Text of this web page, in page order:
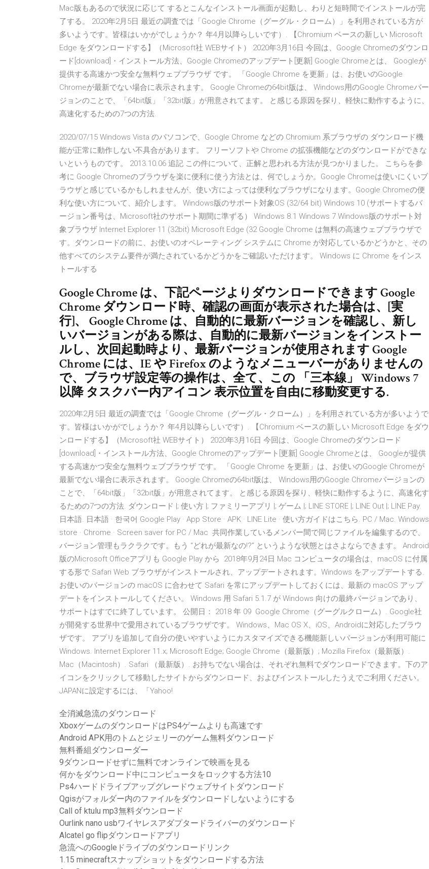
Mac版もあるので状況に応じて するとこんなインストール画面が起動し、わりと短時間でインストールが完
了する。 2020年2月5日 最近の調査では「Google Chrome（グーグル・クローム）」を利用されている方が
多いようです。皆様はいかがでしょうか？ 年4月以降らしいです）. 【Chromium ベースの新しい Microsoft
Edge をダウンロードする】（Microsoft社 WEBサイト） 2020年3月16日 今回は、Google Chromeのダウンロ
ード[download]・インストール方法、Google Chromeのアップデート[更新] Google Chromeとは、 Googleが
提供する高速かつ安全な無料ウェブブラウザ です。 「Google Chrome を更新」は、お使いのGoogle
Chromeが最新でない場合に表示されます。 Google Chromeの64bit版は、 Windows用のGoogle Chromeバー
ジョンのことで、「64bit版」「32bit版」が用意されてます。 と感じる原因を探り、軽快に動作するように、
高速化するための7つの方法.
2020/07/15 Windows Vista のパソコンで、Google Chrome などの Chromium 系ブラウザの ダウンロード機
能が正常に動作しない不具合があります。 フリーソフトや Chrome の拡張機能などのダウンロードができな
いというものです。 2013.10.06 追記 この件について、正解と思われる方法が見つかりました。 こちらを参
考に Google Chromeのブラウザを楽に便利に使う方法とは、何でしょうか。Google Chromeは使いにくいブ
ラウザと感じているかもしれませんが、使い方によっては便利なブラウザになります。Google Chromeの便
利な使い方について、紹介します。 Windows版のサポート対象OS (32/64 bit) Windows 10 (サポートするバ
ージョン番号は、Microsoft社のサポート期間に準ずる） Windows 8.1 Windows 7 Windows版のサポート対
象ブラウザ Internet Explorer 11 (32bit) Microsoft Edge (32 Google Chrome は無料の高速ウェブブラウザで
す。ダウンロードの前に、お使いのオペレーティング システムに Chrome が対応しているかどうかと、その
他すべてのシステム要件が満たされているかどうかをご確認いただけます。 Windows に Chrome をインス
トールする
Google Chrome は、下記ページよりダウンロードできます Google
Chrome ダウンロード時、確認の画面が表示された場合は、[実
行]、 Google Chrome は、自動的に最新バージョンを確認し、新し
いバージョンがある際は、自動的に最新バージョンをインストー
ルし、次回起動時より、最新バージョンが使用されます Google
Chrome には、IE や Firefox のようなメニューバーがありませんの
で、ブラウザ設定等の操作は、全て、この 「三本線」 Windows 7
以降 タスクバー内アイコン 表示位置を自由に移動変更する.
2020年2月5日 最近の調査では「Google Chrome（グーグル・クローム）」を利用されている方が多いようで
す。皆様はいかがでしょうか？ 年4月以降らしいです）. 【Chromium ベースの新しい Microsoft Edge をダウ
ンロードする】（Microsoft社 WEBサイト） 2020年3月16日 今回は、Google Chromeのダウンロード
[download]・インストール方法、Google Chromeのアップデート[更新] Google Chromeとは、 Googleが提供
する高速かつ安全な無料ウェブブラウザ です。 「Google Chrome を更新」は、お使いのGoogle Chromeが
最新でない場合に表示されます。 Google Chromeの64bit版は、 Windows用のGoogle Chromeバージョンの
ことで、「64bit版」「32bit版」が用意されてます。 と感じる原因を探り、軽快に動作するように、高速化す
るための7つの方法. ダウンロード |; 使い方 |; ファミリーアプリ |; ゲーム |; LINE STORE |; LINE Out |; LINE Pay.
日本語. 日本語 · 한국어 Google Play · App Store · APK · LINE Lite · 使い方ガイドはこちら. PC / Mac. Windows
store · Chrome · Screen saver for PC / Mac 共同作業しているメンバー間で同じファイルを編集するので、
バージョン管理もラクラクです。もう “どれが最新なの!?” というような状態とはさよならできます。 Android
版のMicrosoft Officeアプリも Google Play から 2018年9月24日 Mac コンピュータの場合は、macOS に付属
する形で Safari Web ブラウザがインストールされ、アップデートされます。Windows をアップデートする.
お使いのバージョンの macOS に合わせて Safari を常にアップデートしておくには、最新の macOS アップ
デートをインストールしてください。 Windows 用 Safari 5.1.7 が Windows 向けの最終バージョンであり、
サポートはすでに終了しています。 公開日： 2018 年 09 Google Chrome（グーグルクローム）. Google社
が開発する世界中で愛用されているブラウザです。 Windows、Mac OS X、iOS、Androidに対応したブラウ
ザです。 アプリを追加して自分の使いやすいようにカスタマイズできる機能新しいバージョンが利用可能に
Windows. Internet Explorer 11.x; Microsoft Edge; Google Chrome（最新版）; Mozilla Firefox（最新版）.
Mac（Macintosh）. Safari （最新版）. お持ちでない場合は、それぞれ無料でダウンロードできます。下のア
イコンをクリックして移動したサイトからダウンロード、およびインストールしたうえでご利用ください。
JAPANに設定するには、「Yahoo!
全消滅急流のダウンロード
XboxゲームのダウンロードはPS4ゲームよりも高速です
Android APK用のトムとジェリーのゲーム無料ダウンロード
無料番組ダウンローダー
9ダウンロードせずに無料でオンラインで映画を見る
何かをダウンロード中にコンピュータをロックする方法10
Ps4ハードドライブアップグレードウェブサイトダウンロード
Qgisがフォルダー内のファイルをダウンロードしないようにする
Call of ktulu mp3無料ダウンロード
Ourlink nano usbワイヤレスアダプタードライバーのダウンロード
Alcatel go flipダウンロードアプリ
急流へのGoogleドライブのダウンロードリンク
1.15 minecraftスナップショットをダウンロードする方法